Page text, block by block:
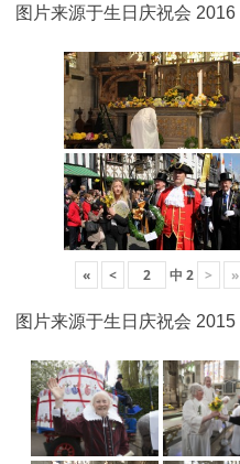
图片来源于生日庆祝会 2016
« < 中 2 > »
图片来源于生日庆祝会 2015